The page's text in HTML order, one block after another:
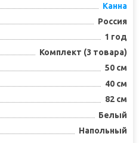
Канна
Россия
1 год
Комплект (3 товара)
50 см
40 см
82 см
Белый
Напольный